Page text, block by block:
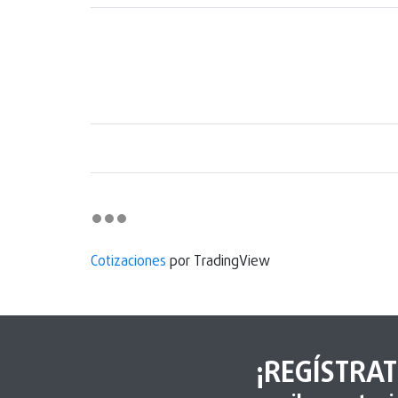
Cotizaciones por TradingView